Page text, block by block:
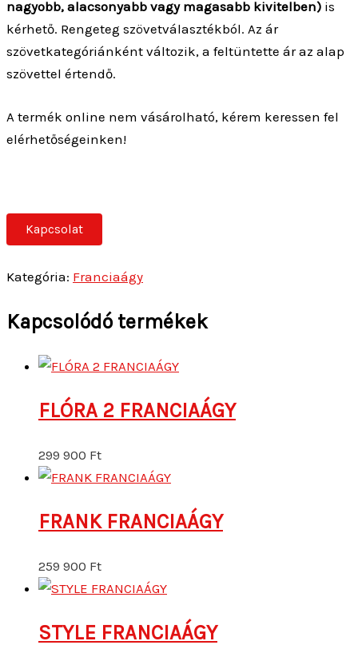
nagyobb, alacsonyabb vagy magasabb kivitelben) is
kérhető. Rengeteg szövetválasztékból. Az ár
szövetkategóriánként változik, a feltüntette ár az alap
szövettel értendő.
A termék online nem vásárolható, kérem keressen fel
elérhetőségeinken!
Kapcsolat
Kategória: Franciaágy
Kapcsolódó termékek
FLÓRA 2 FRANCIAÁGY
299 900 Ft
FRANK FRANCIAÁGY
259 900 Ft
STYLE FRANCIAÁGY